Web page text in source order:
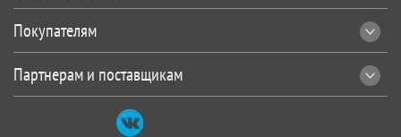
Покупателям
Партнерам и поставщикам